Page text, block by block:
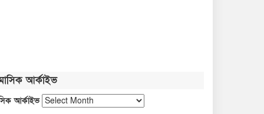
আর্কাইভ
আর্কাইভ